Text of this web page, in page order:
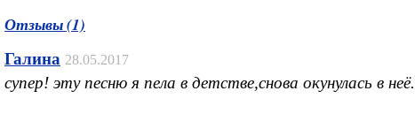
Отзывы (1)
Галина 28.05.2017
супер! эту песню я пела в детстве,снова окунулась в